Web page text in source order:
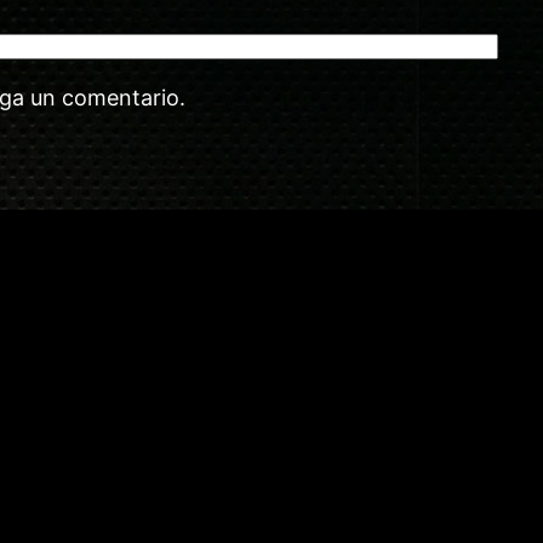
un comentario.